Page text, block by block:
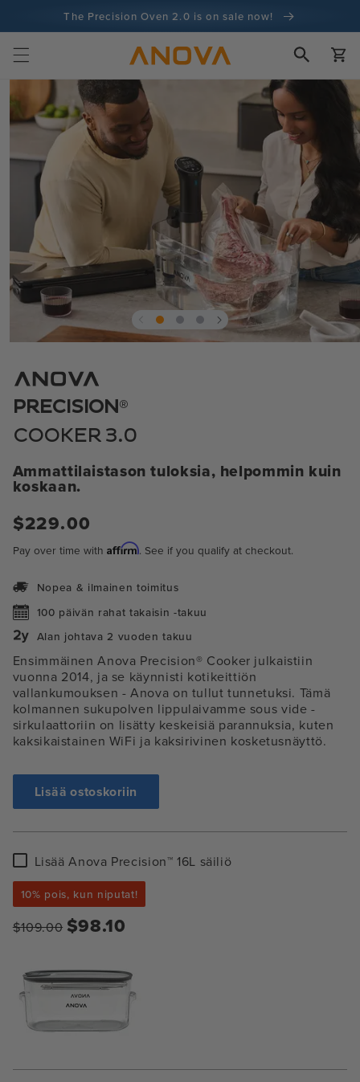
sisältöönThe Precision Oven 2.0 is on sale now!
100 päivän rahat takaisin -takuu
100+ miljoonaa kokkia ja yhä enemmän
tuotetietoihin
modaalissa
PRECISION®
COOKER 3.0
Ammattilaistason tuloksia, helpommin kuin
koskaan.
Normaali
$229.00
Pay over time with Affirm. See if you qualify at checkout.
Nopea & ilmainen toimitus
100 päivän rahat takaisin -takuu
Alan johtava 2 vuoden takuu
Ensimmäinen Anova Precision® Cooker julkaistiin
vuonna 2014, ja se käynnisti kotikeittiön
vallankumouksen - Anova on tullut tunnetuksi. Tämä
kolmannen sukupolven lippulaivamme sous vide -
sirkulaattoriin on lisätty keskeisiä parannuksia, kuten
kaksikaistainen WiFi ja kaksirivinen kosketusnäyttö.
Lisää ostoskoriin
Lisää
Precision™
16L
Lisää Anova Precision™ 16L säiliö
10% pois, kun niputat!
$109.00 $98.10